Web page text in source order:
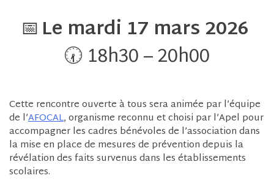
📅Le mardi 17 mars 2026
🕢 18h30 – 20h00
Cette rencontre ouverte à tous sera animée par l’équipe
de l’AFOCAL, organisme reconnu et choisi par l’Apel pour
accompagner les cadres bénévoles de l’association dans
la mise en place de mesures de prévention depuis la
révélation des faits survenus dans les établissements
scolaires.